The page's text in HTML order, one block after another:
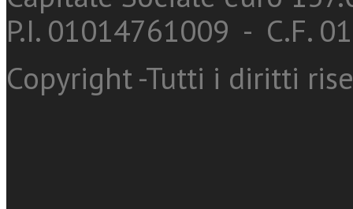
P.I. 01014761009 - C.F.
Copyright -Tutti i diritti